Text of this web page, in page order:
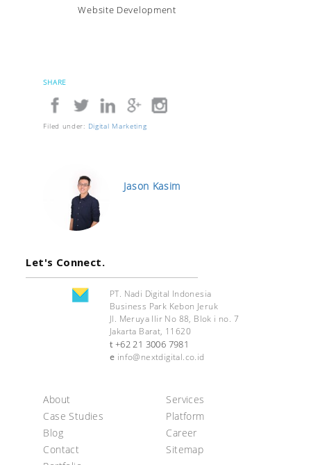
Website Development
SHARE
Filed under: Digital Marketing
Jason Kasim
Let's Connect.
PT. Nadi Digital Indonesia
Business Park Kebon Jeruk
Jl. Meruya Ilir No 88, Blok i no. 7
Jakarta Barat, 11620
t +62 21 3006 7981
e info@nextdigital.co.id
About
Case Studies
Blog
Contact
Services
Platform
Career
Sitemap